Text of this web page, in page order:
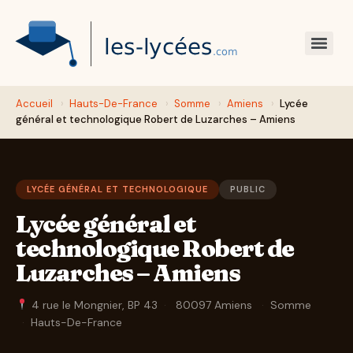
Accueil › Hauts-De-France › Somme › Amiens › Lycée
général et technologique Robert de Luzarches – Amiens
LYCÉE GÉNÉRAL ET TECHNOLOGIQUE PUBLIC
Lycée général et
technologique Robert de
Luzarches – Amiens
4 rue le Mongnier, BP 43 · 80097 Amiens · Somme
· Hauts-De-France